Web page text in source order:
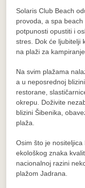
Solaris Club Beach
provoda, a spa
potpunosti opustiti i
stres. Dok će ljubitelji
na plaži za kampiranje.
Na svim plažama
a u neposrednoj
restorane,
okrepu. Doživite
blizini Šibenika,
plaža.
Osim što je
ekološkog znaka
nacionalnoj razini
plažom Jadrana.